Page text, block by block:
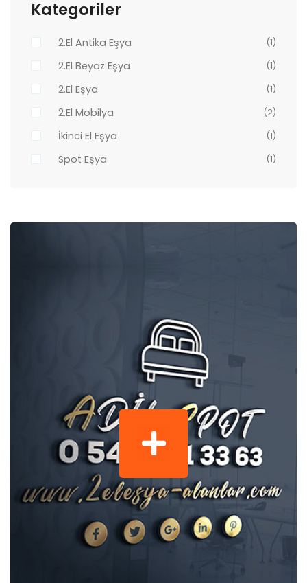
Kategoriler
2.El Antika Eşya (1)
2.El Beyaz Eşya (1)
2.El Eşya (1)
2.El Mobilya (2)
İkinci El Eşya (1)
Spot Eşya (1)